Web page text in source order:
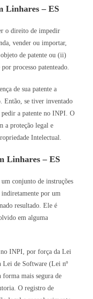
Linhares – ES
o direito de impedir
vender ou importar,
de patente ou (ii)
processo patenteado.
de sua patente a
Então, se tiver inventado
a patente no INPI. O
a proteção legal e
Intelectual.
Linhares – ES
conjunto de instruções
indiretamente por um
resultado. Ele é
em alguma
no INPI, por força da Lei
Lei de Software (Lei nº
mais segura de
O registro de